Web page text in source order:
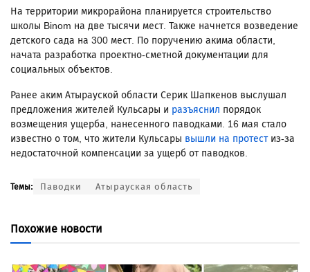
На территории микрорайона планируется строительство
школы Binom на две тысячи мест. Также начнется возведение
детского сада на 300 мест. По поручению акима области,
начата разработка проектно-сметной документации для
социальных объектов.
Ранее аким Атырауской области Серик Шапкенов выслушал
предложения жителей Кульсары и разъяснил порядок
возмещения ущерба, нанесенного паводками. 16 мая стало
известно о том, что жители Кульсары вышли на протестиз-за
недостаточной компенсации за ущерб от паводков.
Темы: Паводки Атырауская область
Похожие новости